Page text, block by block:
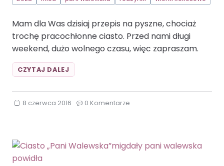
Mam dla Was dzisiaj przepis na pyszne, chociaż
trochę pracochłonne ciasto. Przed nami długi
weekend, dużo wolnego czasu, więc zapraszam.
CZYTAJ DALEJPANI
WALEWSKA
MIÓD
WIÓRKI
8 czerwca 2016 0 Komentarze